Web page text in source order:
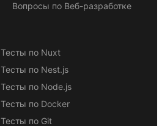
Вопросы по Веб-разработке
Тесты по Nuxt
Тесты по Nest.js
Тесты по Node.js
Тесты по Docker
Тесты по Git